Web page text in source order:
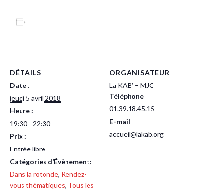
DÉTAILS
Date :
jeudi 5 avril 2018
Heure :
19:30 - 22:30
Prix :
Entrée libre
Catégories d’Évènement:
Dans la rotonde, Rendez-
vous thématiques, Tous les
ORGANISATEUR
La KAB’ – MJC
Téléphone
01.39.18.45.15
E-mail
accueil@lakab.org